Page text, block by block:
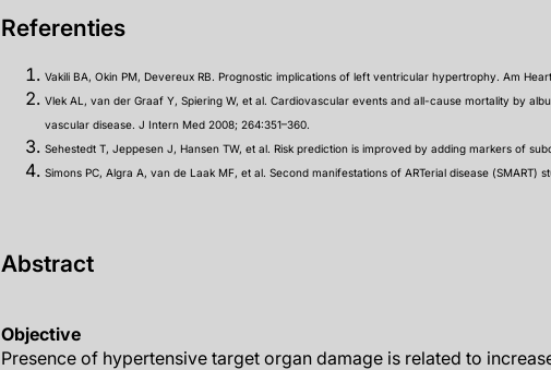
Referenties
Vakili BA, Okin PM, Devereux RB. Prognostic implications of left ventricular hypertrophy. Am Heart
Vlek AL, van der Graaf Y, Spiering W, et al. Cardiovascular events and all-cause mortality by
vascular disease. J Intern Med 2008; 264:351–360.
Sehestedt T, Jeppesen J, Hansen TW, et al. Risk prediction is improved by adding markers of
Simons PC, Algra A, van de Laak MF, et al. Second manifestations of ARTerial disease (SMART)
Abstract
Objective
Presence of hypertensive target organ damage is related to